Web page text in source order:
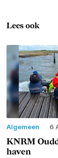
Lees ook
Algemeen 6
KNRM
haven